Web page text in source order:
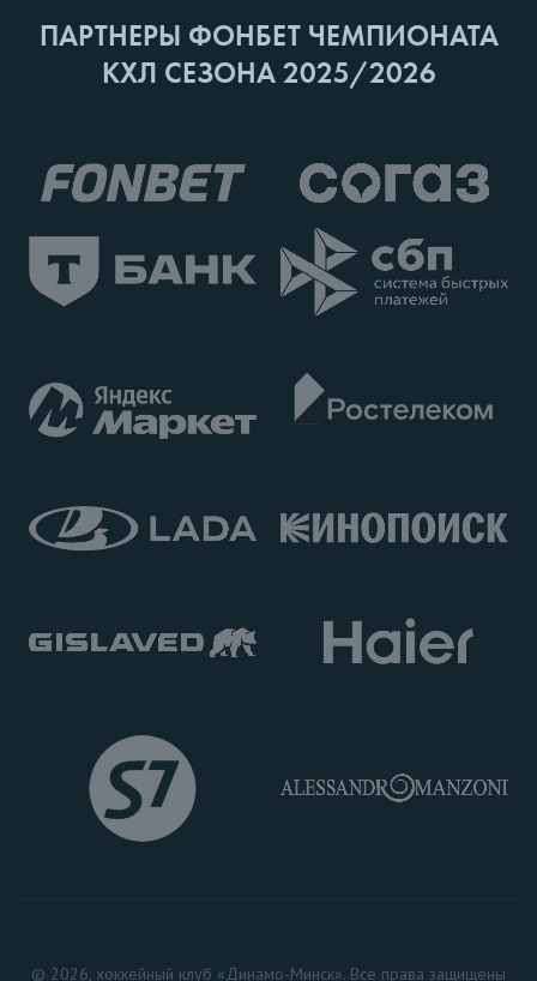
ПАРТНЕРЫ ФОНБЕТ ЧЕМПИОНАТА
КХЛ СЕЗОНА 2025/2026
© 2026, хоккейный клуб «Динамо-Минск». Все права защищены